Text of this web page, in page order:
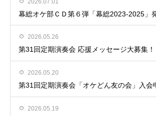
幕総オケ部ＣＤ第６弾「幕総2023-2025」
2026.05.26
第31回定期演奏会 応援メッセージ大募集！
2026.05.20
第31回定期演奏会「オケどん友の会」入会
2026.05.19